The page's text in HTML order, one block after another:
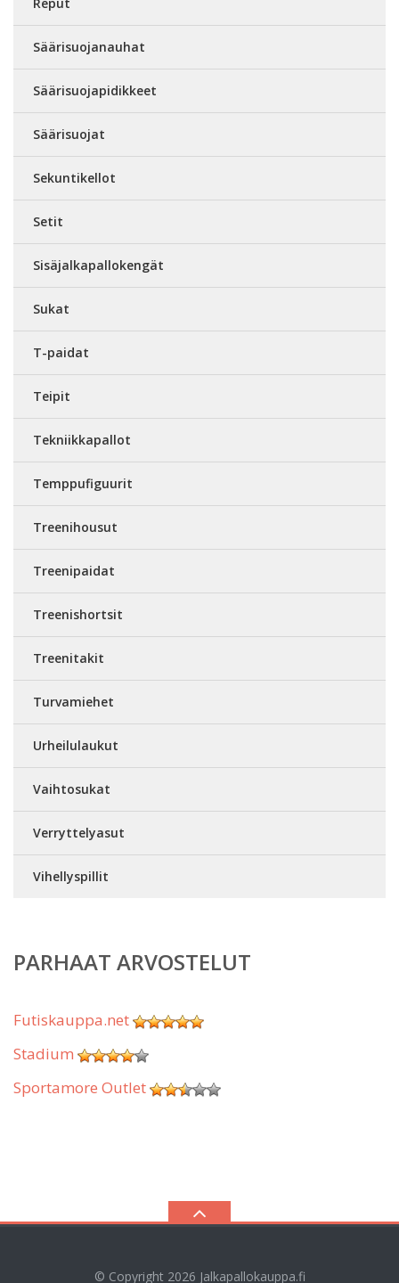
Reput
Säärisuojanauhat
Säärisuojapidikkeet
Säärisuojat
Sekuntikellot
Setit
Sisäjalkapallokengät
Sukat
T-paidat
Teipit
Tekniikkapallot
Temppufiguurit
Treenihousut
Treenipaidat
Treenishortsit
Treenitakit
Turvamiehet
Urheilulaukut
Vaihtosukat
Verryttelyasut
Vihellyspillit
PARHAAT ARVOSTELUT
Futiskauppa.net
Stadium
Sportamore Outlet
© Copyright 2026 Jalkapallokauppa.fi